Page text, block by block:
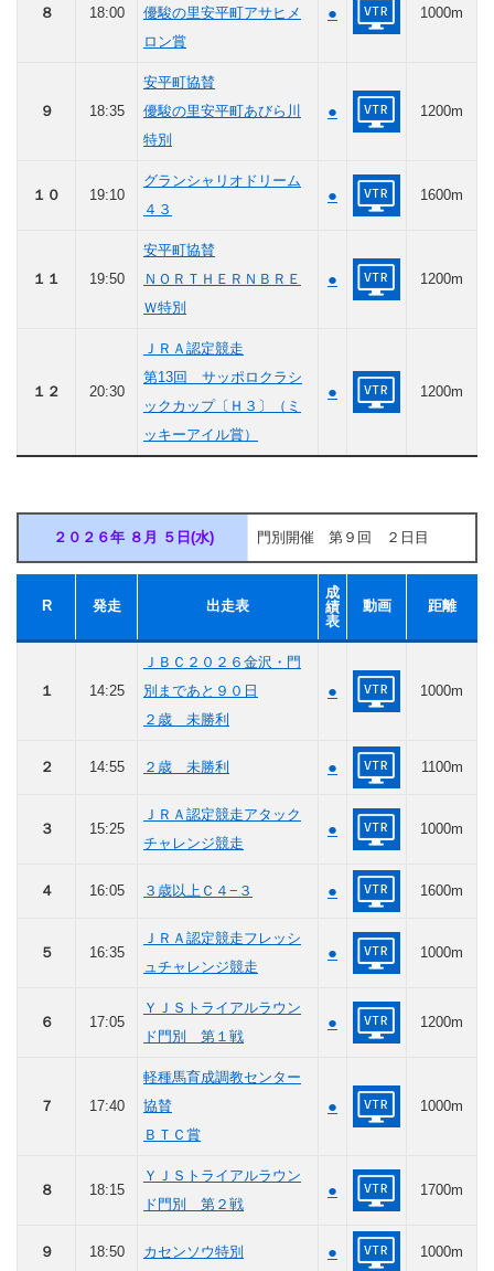
８ 18:00
優駿の里安平町アサヒメ
ロン賞
● 1000m
９ 18:35
安平町協賛
優駿の里安平町あびら川
特別
● 1200m
１０ 19:10
グランシャリオドリーム
４３
● 1600m
１１ 19:50
安平町協賛
ＮＯＲＴＨＥＲＮＢＲＥ
Ｗ特別
● 1200m
１２ 20:30
ＪＲＡ認定競走
第13回 サッポロクラシ
ックカップ〔Ｈ３〕（ミ
ッキーアイル賞）
● 1200m
２０２６年 ８月 ５日(水) 門別開催 第９回 ２日目
R 発走 出走表
成
績
表
動画 距離
１ 14:25
ＪＢＣ２０２６金沢・門
別まであと９０日
２歳 未勝利
● 1000m
２ 14:55 ２歳 未勝利 ● 1100m
３ 15:25
ＪＲＡ認定競走アタック
チャレンジ競走
● 1000m
４ 16:05 ３歳以上Ｃ４−３ ● 1600m
５ 16:35
ＪＲＡ認定競走フレッシ
ュチャレンジ競走
● 1000m
６ 17:05
ＹＪＳトライアルラウン
ド門別 第１戦
● 1200m
７ 17:40
軽種馬育成調教センター
協賛
ＢＴＣ賞
● 1000m
８ 18:15
ＹＪＳトライアルラウン
ド門別 第２戦
● 1700m
９ 18:50 カセンソウ特別 ● 1000m